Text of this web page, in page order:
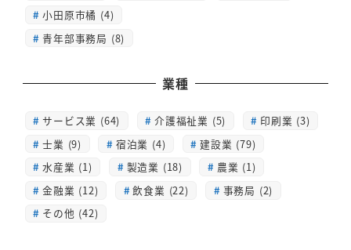
小田原市橘 (4)
青年部事務局 (8)
業種
サービス業 (64) 介護福祉業 (5)
印刷業 (3)
士業 (9)
宿泊業 (4)
建設業 (79)
水産業 (1)
製造業 (18)
農業 (1)
金融業 (12)
飲食業 (22)
事務局 (2)
その他 (42)